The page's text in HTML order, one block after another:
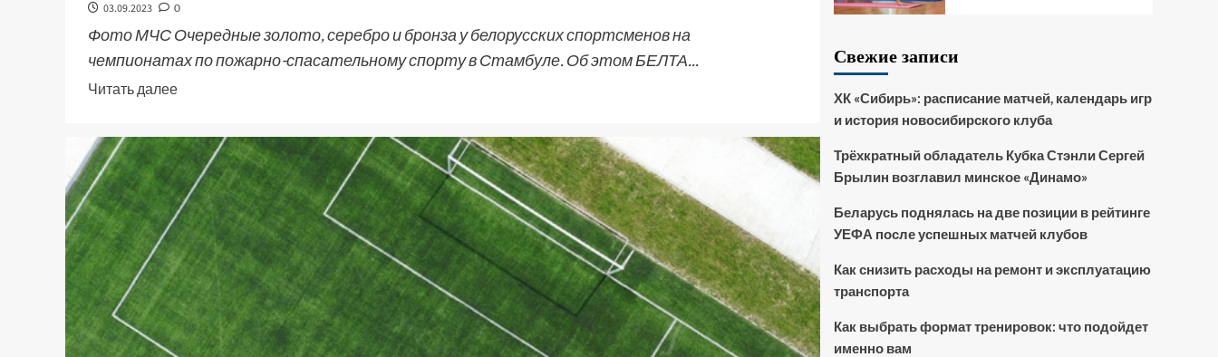
03.09.2023 0
Фото МЧС Очередные золото, серебро и бронза у белорусских спортсменов на
чемпионатах по пожарно-спасательному спорту в Стамбуле. Об этом БЕЛТА...
Читать далее
Свежие записи
ХК «Сибирь»: расписание матчей, календарь игр
и история новосибирского клуба
Трёхкратный обладатель Кубка Стэнли Сергей
Брылин возглавил минское «Динамо»
Беларусь поднялась на две позиции в рейтинге
УЕФА после успешных матчей клубов
Как снизить расходы на ремонт и эксплуатацию
транспорта
Как выбрать формат тренировок: что подойдет
именно вам